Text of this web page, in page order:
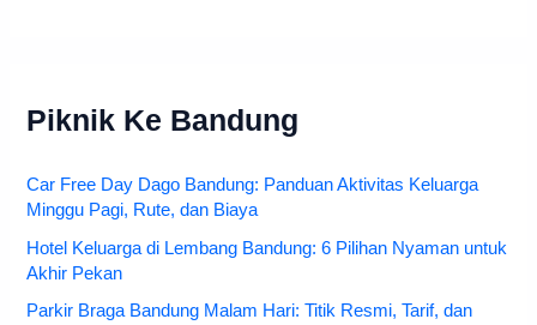
Piknik Ke Bandung
Car Free Day Dago Bandung: Panduan Aktivitas Keluarga
Minggu Pagi, Rute, dan Biaya
Hotel Keluarga di Lembang Bandung: 6 Pilihan Nyaman untuk
Akhir Pekan
Parkir Braga Bandung Malam Hari: Titik Resmi, Tarif, dan